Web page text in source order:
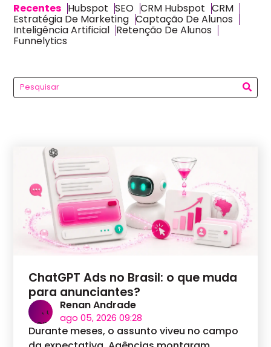
Recentes Hubspot SEO CRM Hubspot CRM
Estratégia De Marketing Captação De Alunos
Inteligência Artificial Retenção De Alunos
Funnelytics
ChatGPT Ads no Brasil: o que muda
para anunciantes?
Renan Andrade
ago 05, 2026 09:28
Durante meses, o assunto viveu no campo